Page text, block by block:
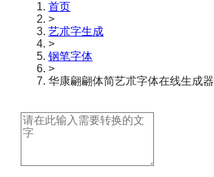
首页
>
艺朮字生成
>
钢笔字体
>
华康翩翩体简艺朮字体在线生成器